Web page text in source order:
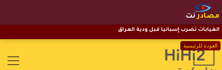
مصادرنت
العودة للرئيسية
الغيابات تضرب إسبانيا قبل ودية العراق